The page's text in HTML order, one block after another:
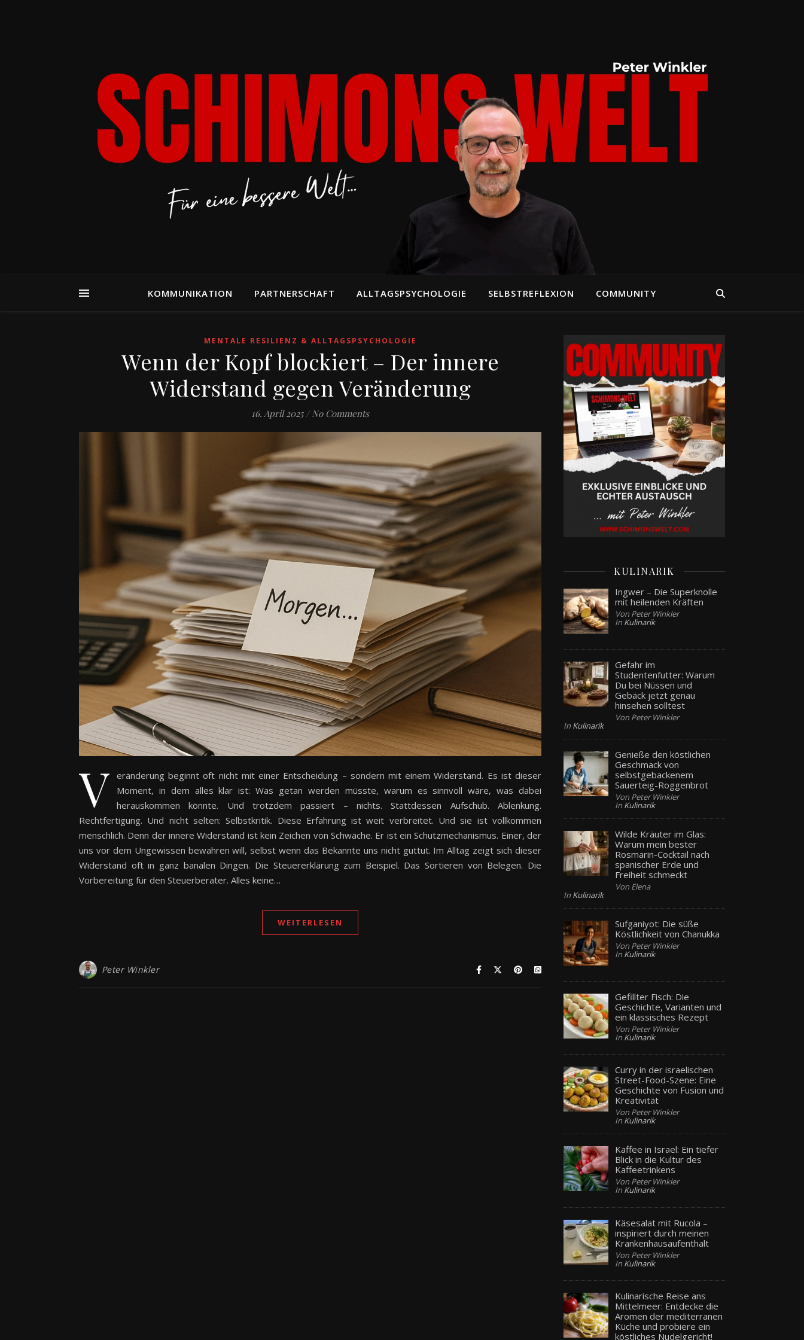
KOMMUNIKATION PARTNERSCHAFT ALLTAGSPSYCHOLOGIE SELBSTREFLEXION COMMUNITY
MENTALE RESILIENZ & ALLTAGSPSYCHOLOGIE
Wenn der Kopf blockiert – Der innere
Widerstand gegen Veränderung
16. April 2025 / No Comments
V eränderung beginnt oft nicht mit einer Entscheidung – sondern mit einem Widerstand. Es ist dieser
Moment, in dem alles klar ist: Was getan werden müsste, warum es sinnvoll wäre, was dabei
herauskommen könnte. Und trotzdem passiert – nichts. Stattdessen Aufschub. Ablenkung.
Rechtfertigung. Und nicht selten: Selbstkritik. Diese Erfahrung ist weit verbreitet. Und sie ist vollkommen
menschlich. Denn der innere Widerstand ist kein Zeichen von Schwäche. Er ist ein Schutzmechanismus. Einer, der
uns vor dem Ungewissen bewahren will, selbst wenn das Bekannte uns nicht guttut. Im Alltag zeigt sich dieser
Widerstand oft in ganz banalen Dingen. Die Steuererklärung zum Beispiel. Das Sortieren von Belegen. Die
Vorbereitung für den Steuerberater. Alles keine…
WEITERLESEN
Peter Winkler
KULINARIK
Ingwer – Die Superknolle
mit heilenden Kräften
Von Peter Winkler
In Kulinarik
Gefahr im
Studentenfutter: Warum
Du bei Nüssen und
Gebäck jetzt genau
hinsehen solltest
Von Peter Winkler
In Kulinarik
Genieße den köstlichen
Geschmack von
selbstgebackenem
Sauerteig-Roggenbrot
Von Peter Winkler
In Kulinarik
Wilde Kräuter im Glas:
Warum mein bester
Rosmarin-Cocktail nach
spanischer Erde und
Freiheit schmeckt
Von Elena
In Kulinarik
Sufganiyot: Die süße
Köstlichkeit von Chanukka
Von Peter Winkler
In Kulinarik
Gefillter Fisch: Die
Geschichte, Varianten und
ein klassisches Rezept
Von Peter Winkler
In Kulinarik
Curry in der israelischen
Street-Food-Szene: Eine
Geschichte von Fusion und
Kreativität
Von Peter Winkler
In Kulinarik
Kaffee in Israel: Ein tiefer
Blick in die Kultur des
Kaffeetrinkens
Von Peter Winkler
In Kulinarik
Käsesalat mit Rucola –
inspiriert durch meinen
Krankenhausaufenthalt
Von Peter Winkler
In Kulinarik
Kulinarische Reise ans
Mittelmeer: Entdecke die
Aromen der mediterranen
Küche und probiere ein
köstliches Nudelgericht!